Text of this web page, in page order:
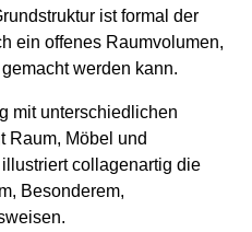
ist formal der
ein offenes Raumvolumen,
werden kann.
mit unterschiedlichen
Raum, Möbel und
collagenartig die
Besonderem,